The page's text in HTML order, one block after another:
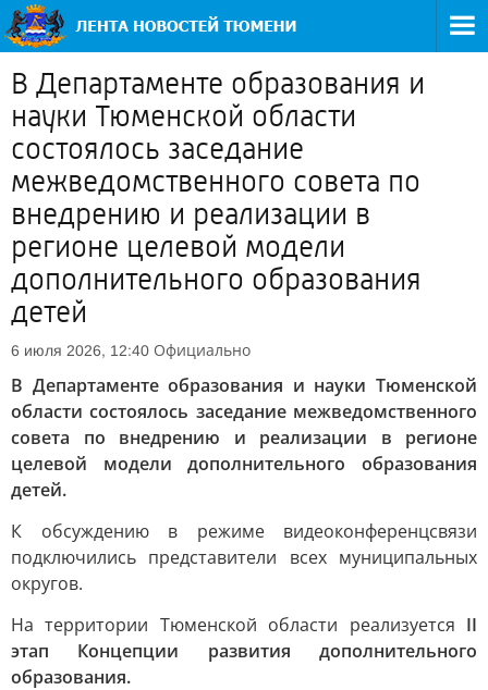
В Департаменте образования и
науки Тюменской области
состоялось заседание
межведомственного совета по
внедрению и реализации в
регионе целевой модели
дополнительного образования
детей
6 июля 2026, 12:40 Официально
В Департаменте образования и науки Тюменской
области состоялось заседание межведомственного
совета по внедрению и реализации в регионе
целевой модели дополнительного образования
детей.
К обсуждению в режиме видеоконференцсвязи
подключились представители всех муниципальных
округов.
На территории Тюменской области реализуется II
этап Концепции развития дополнительного
образования.